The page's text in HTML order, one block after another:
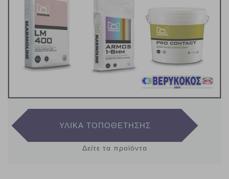
ΥΛΙΚΑ ΤΟΠΟΘΕΤΗΣΗΣ
Δείτε τα προϊόντα